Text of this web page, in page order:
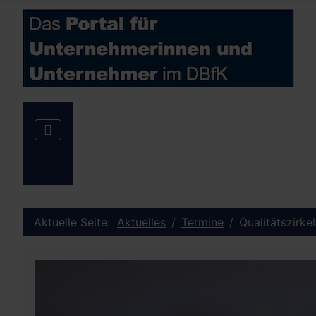
Aktuelle Seite: Aktuelles Termine